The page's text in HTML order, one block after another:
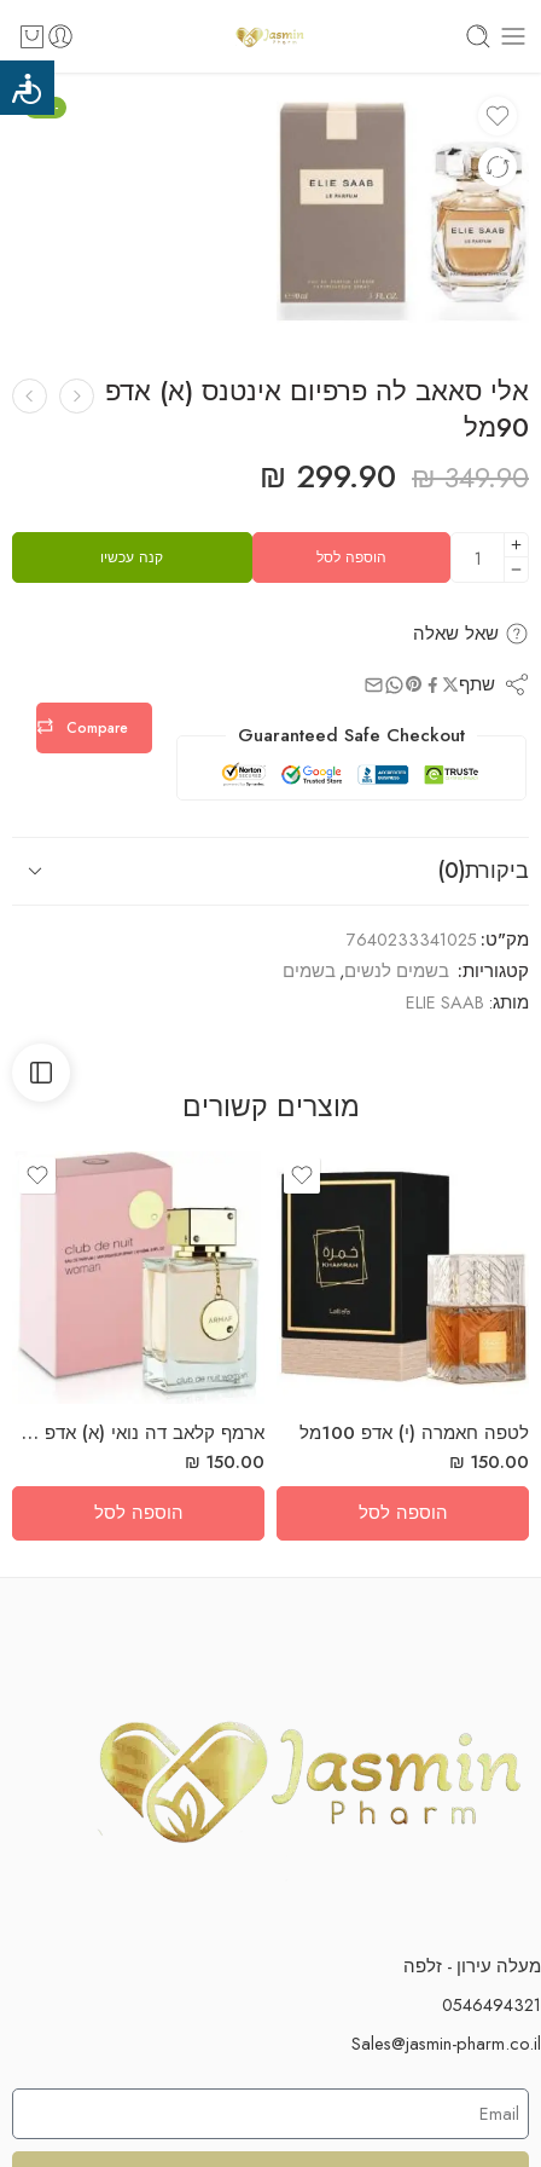
-14%
אלי סאאב לה פרפיום אינטנס (א) אדפ
90מל
349.90
₪
299.90
₪
הוספה לסל קנה עכשיו
שאל שאלה
Compare
שתף
Guaranteed Safe Checkout
ביקורת(0)
מק"ט: 7640233341025
קטגוריות: בשמים לנשים,בשמים
מותג: ELIE SAAB
מוצרים קשורים
לטפה חאמרה (י) אדפ 100מל
150.00
₪
הוספה לסל
ארמף קלאב דה נואי (א) אדפ 105מל
150.00
₪
הוספה לסל
מעלה עירון - זלפה
0546494321
Sales@jasmin-pharm.co.il